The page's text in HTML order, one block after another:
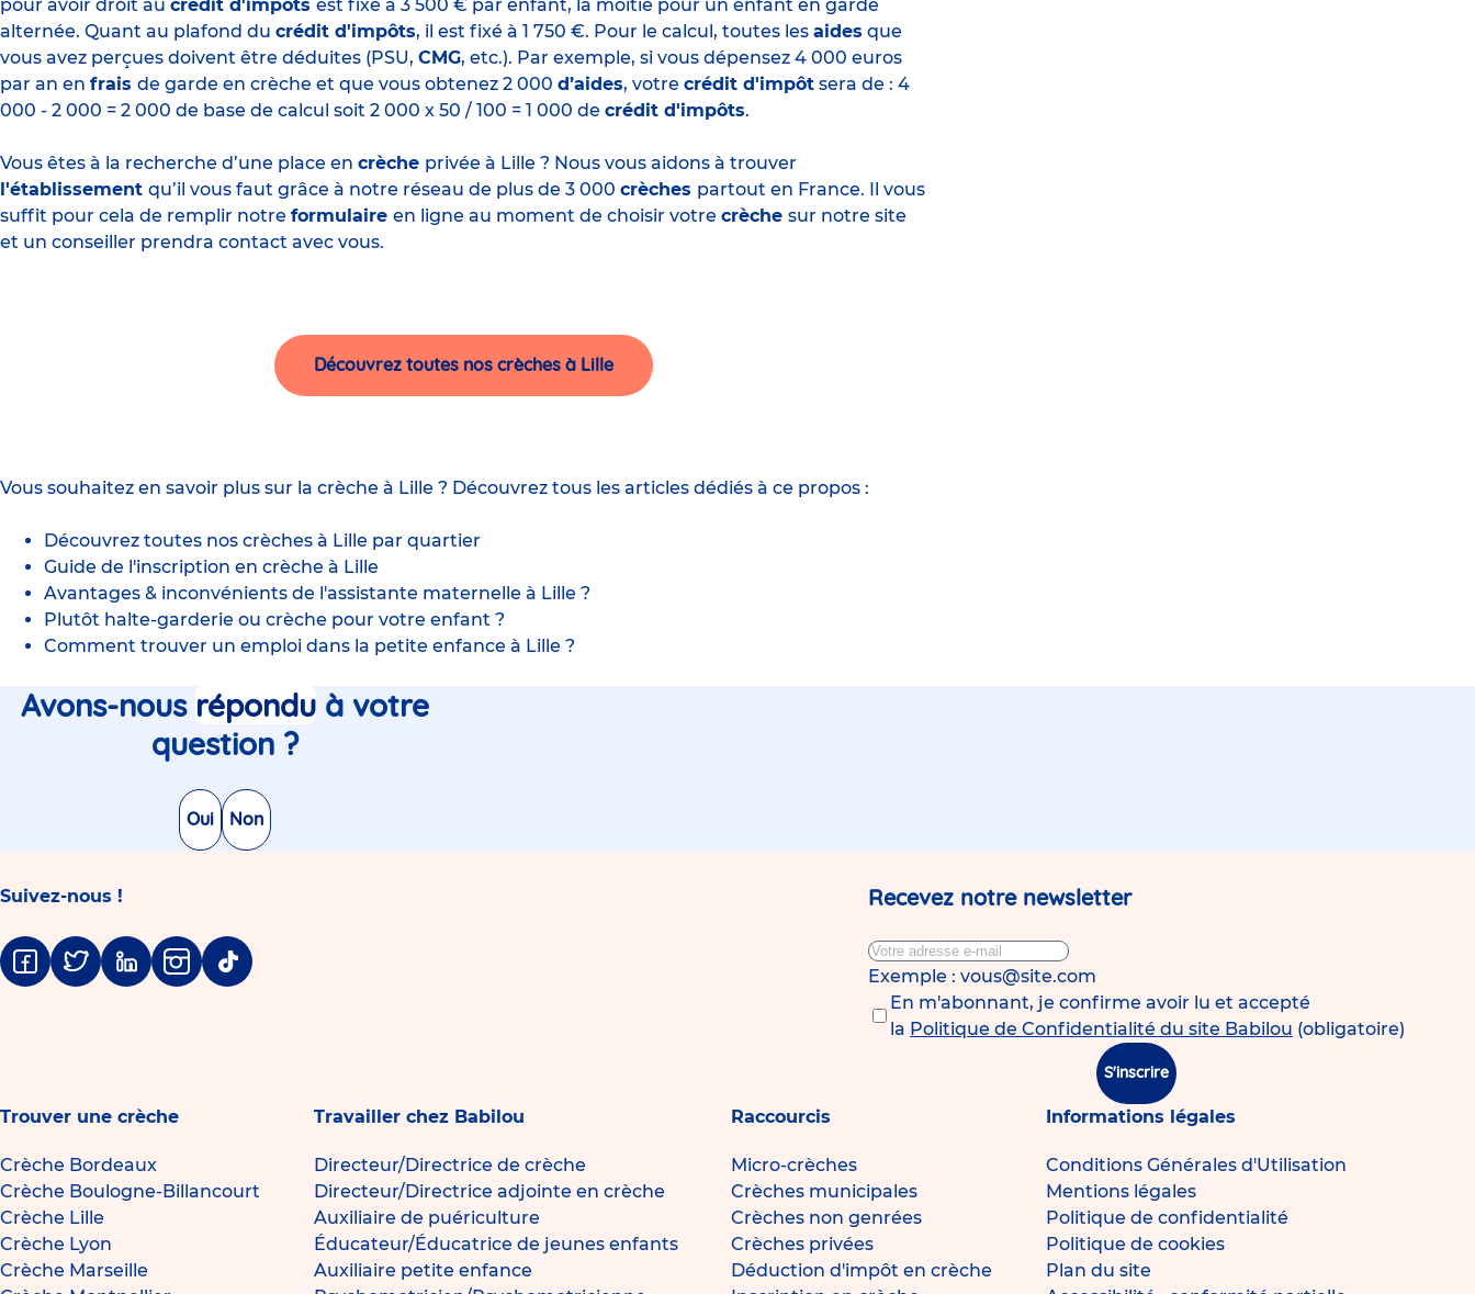
pour avoir droit au crédit d'impôts est fixé à 3 500 € par enfant, la moitié pour un enfant en garde
alternée. Quant au plafond du crédit d'impôts, il est fixé à 1 750 €. Pour le calcul, toutes les aides que
vous avez perçues doivent être déduites (PSU, CMG, etc.). Par exemple, si vous dépensez 4 000 euros
par an en frais de garde en crèche et que vous obtenez 2 000 d’aides, votre crédit d'impôt sera de : 4
000 - 2 000 = 2 000 de base de calcul soit 2 000 x 50 / 100 = 1 000 de crédit d'impôts.
Vous êtes à la recherche d’une place en crèche privée à Lille ? Nous vous aidons à trouver
l'établissement qu’il vous faut grâce à notre réseau de plus de 3 000 crèches partout en France. Il vous
suffit pour cela de remplir notre formulaire en ligne au moment de choisir votre crèche sur notre site
et un conseiller prendra contact avec vous.
Découvrez toutes nos crèches à Lille
Vous souhaitez en savoir plus sur la crèche à Lille ? Découvrez tous les articles dédiés à ce propos :
Découvrez toutes nos crèches à Lille par quartier
Guide de l'inscription en crèche à Lille
Avantages & inconvénients de l'assistante maternelle à Lille ?
Plutôt halte-garderie ou crèche pour votre enfant ?
Comment trouver un emploi dans la petite enfance à Lille ?
Avons-nous répondu à votre
question ?
Non
Oui
Suivez-nous !
Facebook
TwitterLinkedinInstagram
Tiktok
Recevez notre newsletter
Exemple : vous@site.com
En m'abonnant, je confirme avoir lu et accepté
la Politique de Confidentialité du site Babilou (obligatoire)
S'inscrire
Trouver une crèche
Crèche Bordeaux
Crèche Boulogne-Billancourt
Crèche Lille
Crèche Lyon
Crèche Marseille
Travailler chez Babilou
Directeur/Directrice de crèche
Directeur/Directrice adjointe en crèche
Auxiliaire de puériculture
Éducateur/Éducatrice de jeunes enfants
Auxiliaire petite enfance
Raccourcis
Micro-crèches
Crèches municipales
Crèches non genrées
Crèches privées
Déduction d'impôt en crèche
Informations légales
Conditions Générales d'Utilisation
Mentions légales
Politique de confidentialité
Politique de cookies
Plan du site